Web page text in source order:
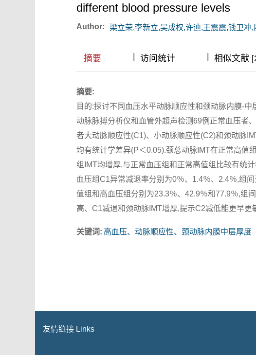
different blood pressure levels
Author: 梁立荣,李新立,吴成权,许迪,王震震,钱卫冲,
摘要 访问统计 相似文献
摘要:
目的:探讨不同血压水平动脉顺应性和颈动脉内膜-
动脉脉搏分析仪和血管外超声检测69例正常血压者
者大动脉顺应性(C1)、小动脉顺应性(C2)和颈动脉
均有统计学差异(P＜0.05).颈总动脉IMT在正常高值
组IMT均增厚,与正常血压组和正常高值组比较有统
血压组C1异常减退率分别为0％、1.4％、2.4％,组
值组和高血压组分别为23.3％、42.9％和77.9％,组
高、C1减退和颈动脉IMT增厚,提示C2减低能更早
关键词: 高血压、动脉顺应性、颈动脉内膜中层厚度
友情链接 Links